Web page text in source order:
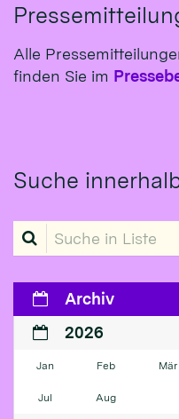
Alle
finden Sie im
Suche
Suche in Liste
Archiv
2026
Jan Feb Mär
Jul Aug